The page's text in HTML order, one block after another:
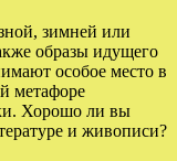
зимней или
образы идущего
особое место в
метафоре
Хорошо ли вы
и живописи?